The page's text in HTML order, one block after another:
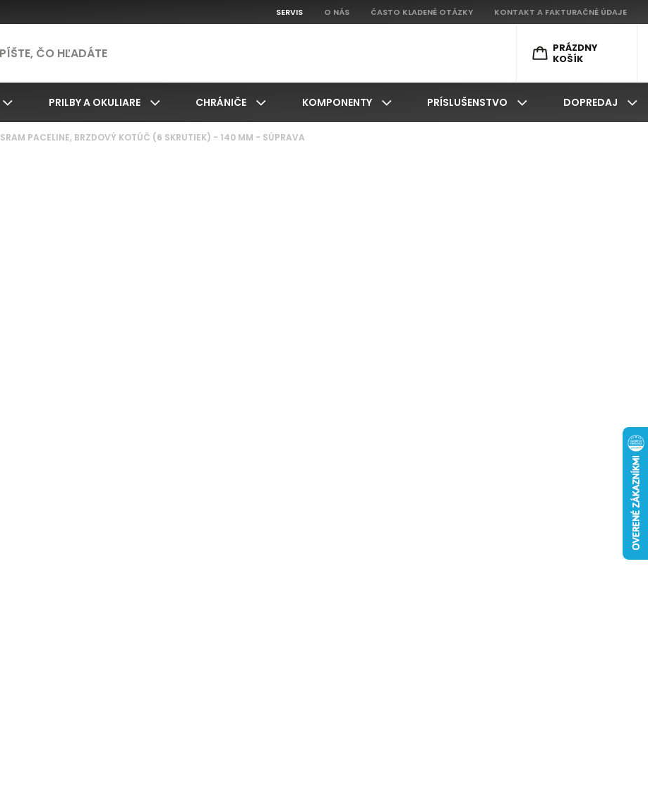
SERVIS O NÁS ČASTO KLADENÉ OTÁZKY KONTAKT A FAKTURAČNÉ ÚDAJE
PRÁZDNY
KOŠÍK
PRILBY A OKULIARE CHRÁNIČE KOMPONENTY PRÍSLUŠENSTVO DOPREDAJ
SRAM PACELINE, BRZDOVÝ KOTÚČ (6 SKRUTIEK) - 140 MM - SÚPRAVA